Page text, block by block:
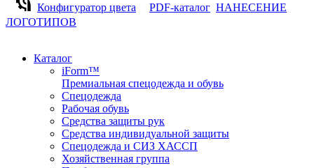
Конфигуратор цвета
PDF-каталог НАНЕСЕНИЕ
ЛОГОТИПОВ
Каталог
iForm™
Премиальная спецодежда и обувь
Спецодежда
Рабочая обувь
Средства защиты рук
Средства индивидуальной защиты
Спецодежда и СИЗ ХАССП
Хозяйственная группа